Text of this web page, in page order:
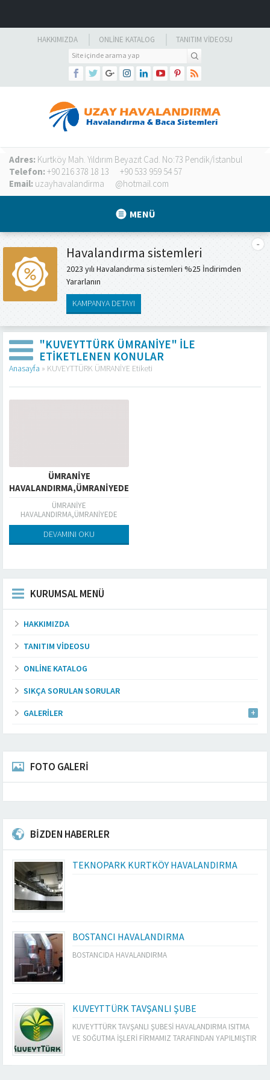
HAKKIMIZDA ONLINE KATALOG TANITIM VIDEOSU
Adres: Kurtköy Mah. Yıldırım Beyazıt Cad. No:73 Pendik/İstanbul
Telefon: +90 216 378 18 13
+90 533 959 54 57
Email: uzayhavalandirma @hotmail.com
MENÜ
Havalandırma sistemleri
2023 yılı Havalandırma sistemleri %25 İndirimden
Yararlanın
KAMPANYA DETAYI
"KUVEYTTÜRK ÜMRANİYE" ILE
ETIKETLENEN KONULAR
Anasayfa » KUVEYTTÜRK ÜMRANİYE Etiketi
ÜMRANİYE
HAVALANDIRMA,ÜMRANİYEDE
KUVEYTTÜRK,
ÜMRANİYE
HAVALANDIRMA,ÜMRANİYEDE
KUVEYTTÜRK,
DEVAMINI OKU
KURUMSAL MENÜ
HAKKIMIZDA
TANITIM VIDEOSU
ONLINE KATALOG
SIKÇA SORULAN SORULAR
GALERILER
FOTO GALERİ
BİZDEN HABERLER
TEKNOPARK KURTKÖY HAVALANDIRMA
BOSTANCI HAVALANDIRMA
BOSTANCIDA HAVALANDIRMA
KUVEYTTÜRK TAVŞANLI ŞUBE
KUVEYTTÜRK TAVŞANLI ŞUBESİ HAVALANDIRMA ISITMA
VE SOĞUTMA İŞLERİ FİRMAMIZ TARAFINDAN YAPILMIŞTIR